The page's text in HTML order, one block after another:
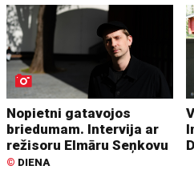
Nopietni gatavojos
briedumam. Intervija ar
režisoru Elmāru Seņkovu
© DIENA